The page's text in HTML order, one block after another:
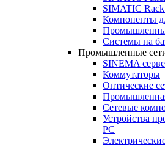
SIMATIC
Компоненты
Системы на
Промышленные
SINEMA
Коммутаторы
Оптические
Сетевые
Устройства
PC